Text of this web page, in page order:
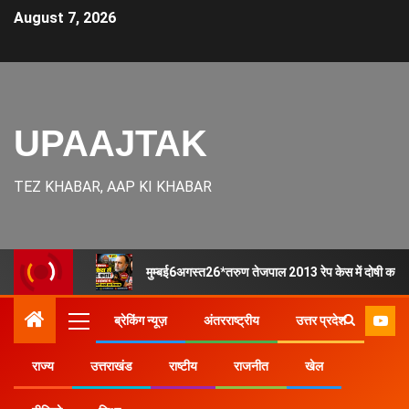
August 7, 2026
UPAAJTAK
TEZ KHABAR, AAP KI KHABAR
मुम्बई6अगस्त26*तरुण तेजपाल 2013 रेप केस में दोषी करार,
ब्रेकिंग न्यूज़ अंतरराष्ट्रीय उत्तर प्रदेश
राज्य उत्तराखंड राष्टीय राजनीत खेल